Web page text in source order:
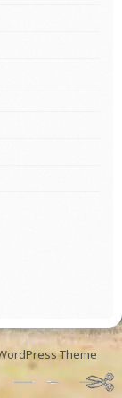
Theme